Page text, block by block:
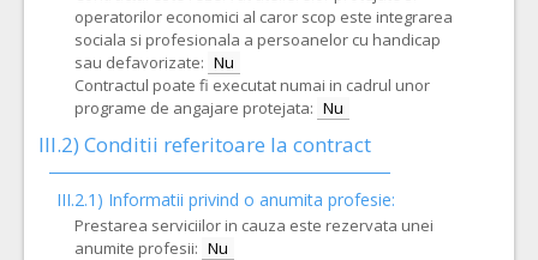
operatorilor economici al caror scop este integrarea
sociala si profesionala a persoanelor cu handicap
sau defavorizate: Nu
Contractul poate fi executat numai in cadrul unor
programe de angajare protejata: Nu
III.2) Conditii referitoare la contract
III.2.1) Informatii privind o anumita profesie:
Prestarea serviciilor in cauza este rezervata unei
anumite profesii: Nu